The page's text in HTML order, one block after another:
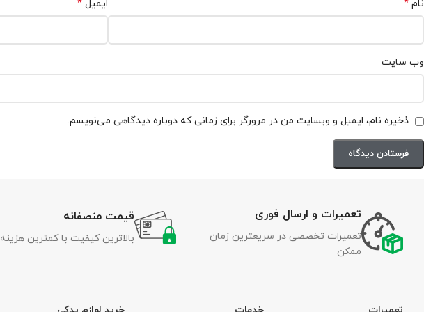
نام * ایمیل*
وب‌ سایت
ذخیره نام، ایمیل و وبسایت من در مرورگر برای زمانی که دوباره دیدگاهی می‌نویسم.
تعمیرات و ارسال فوری
تعمیرات تخصصی در سریعترین زمان
ممکن
قیمت منصفانه
بالاترین کیفیت با کمترین هزینه